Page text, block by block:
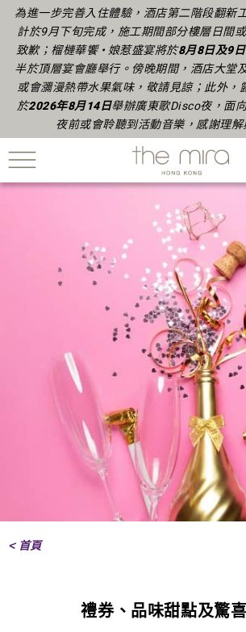
< 首頁
禮券、品味甜點及驚
為進一步完善入住體驗，酒店第二階段翻新
計於9月下旬完成， 施工期間部分樓層日間
致歉；榴槤華饗 • 娘惹盛宴將於8月8日及9日
半於頂層宴會廳舉行。傍晚期間，酒店大堂
或會瀰漫熱帶水果氣味，敬請見諒；此外，
於2026年8月14日舉辦廣東歌Disco夜，面
夜前或會聆聽到活動音樂，感謝理解